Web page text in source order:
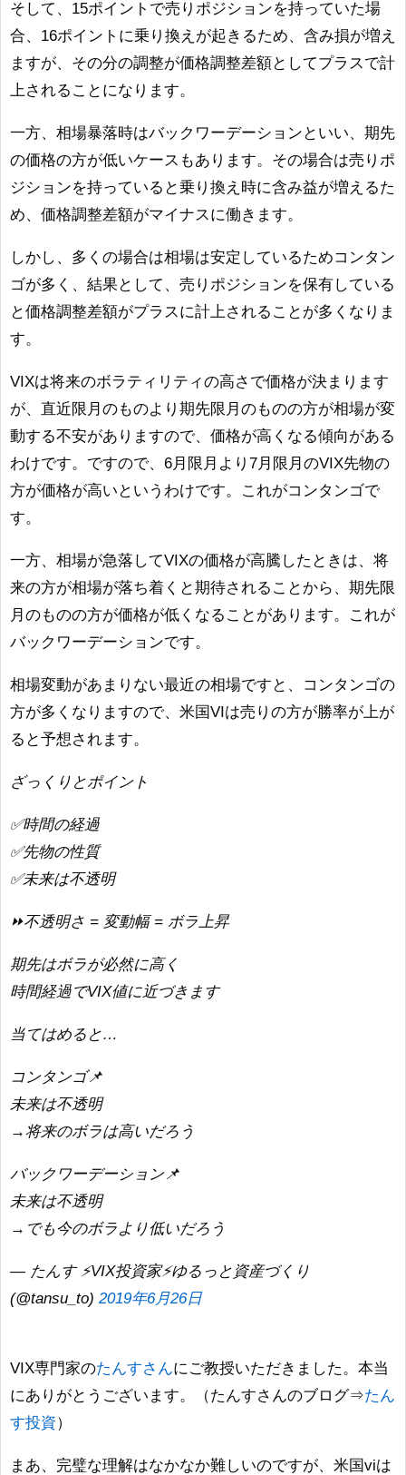
そして、15ポイントで売りポジションを持っていた場
合、16ポイントに乗り換えが起きるため、含み損が増え
ますが、その分の調整が価格調整差額としてプラスで計
上されることになります。
一方、相場暴落時はバックワーデーションといい、期先
の価格の方が低いケースもあります。その場合は売りポ
ジションを持っていると乗り換え時に含み益が増えるた
め、価格調整差額がマイナスに働きます。
しかし、多くの場合は相場は安定しているためコンタン
ゴが多く、結果として、売りポジションを保有している
と価格調整差額がプラスに計上されることが多くなりま
す。
VIXは将来のボラティリティの高さで価格が決まります
が、直近限月のものより期先限月のものの方が相場が変
動する不安がありますので、価格が高くなる傾向がある
わけです。ですので、6月限月より7月限月のVIX先物の
方が価格が高いというわけです。これがコンタンゴで
す。
一方、相場が急落してVIXの価格が高騰したときは、将
来の方が相場が落ち着くと期待されることから、期先限
月のものの方が価格が低くなることがあります。これが
バックワーデーションです。
相場変動があまりない最近の相場ですと、コンタンゴの
方が多くなりますので、米国VIは売りの方が勝率が上が
ると予想されます。
ざっくりとポイント
✅時間の経過
✅先物の性質
✅未来は不透明
⏩不透明さ = 変動幅 = ボラ上昇
期先はボラが必然に高く
時間経過でVIX値に近づきます
当てはめると…
コンタンゴ📌
未来は不透明
→将来のボラは高いだろう
バックワーデーション📌
未来は不透明
→でも今のボラより低いだろう
— たんす ⚡VIX投資家⚡ゆるっと資産づくり
(@tansu_to) 2019年6月26日
VIX専門家のたんすさんにご教授いただきました。本当
にありがとうございます。（たんすさんのブログ⇒たん
す投資）
まあ、完璧な理解はなかなか難しいのですが、米国viは